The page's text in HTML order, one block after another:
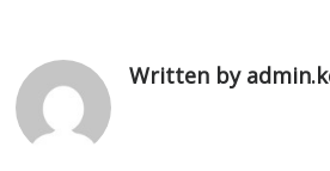
Written by